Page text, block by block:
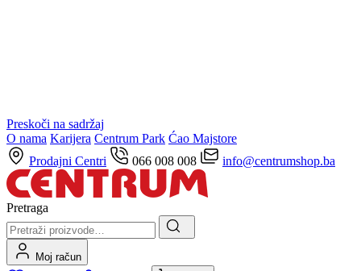
Preskoči na sadržaj
O nama Karijera Centrum Park Ćao Majstore
Prodajni Centri
066 008 008 info@centrumshop.ba
Pretraga
Moj račun